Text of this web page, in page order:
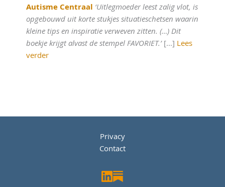
Autisme Centraal ‘Uitlegmoeder leest zalig vlot, is
opgebouwd uit korte stukjes situatieschetsen waarin
kleine tips en inspiratie verweven zitten. (…) Dit
boekje krijgt alvast de stempel FAVORIET.’[...] Lees
verder
Privacy
Contact